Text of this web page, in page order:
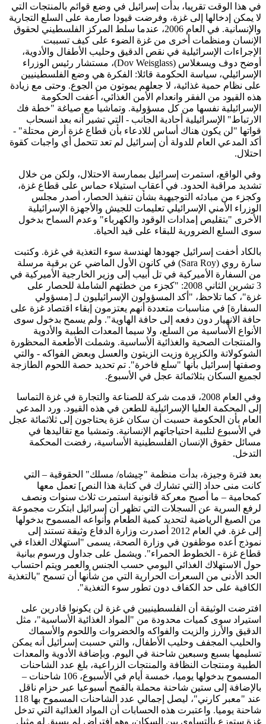
في هذا الوقت تقريبا، بدأت إسرائيل في وضع قوائم بالمنتجات التي
لا يمكن إدخالها إلى غزة، وفرضت قيودا صارمة على السلع التجارية
والإنسانية. في العام 2006، عندما سلط المركز الفلسطيني لحقوق
الإنسان ومنظمات أخرى من غزة الضوء على كيف تسببت
الإجراءات الإسرائيلية في نقص الدقيق وحليب الأطفال والأدوية،
أوضح دوف ويسغلاس (Dov Weisglass)، مستشار رئيس الوزراء
الإسرائيلي، سياسة الحكومة قائلا: الفكرة هي وضع الفلسطينيين
على نظام حمية غذائية، لا جعلهم يموتون من الجوع. وحتى مع زيادة
هذه القيود من الفقر وانعدام الأمن الغذائي، أعفت الحكومة
الإسرائيلية نفسها من كل مسؤولية. وتماشيا مع صياغة "خطة فك
الارتباط" الإسرائيلية أحادية الجانب - التي تشير أنه بعد انسحاب
قواتها "لن يكون هناك أساس للادعاء بأن قطاع غزة أرض محتلة" -
أكد المدعي العام للدولة أن إسرائيل لم تعد تتحمل أي واجبات كقوة
احتلال.
وفي الواقع، استمرت إسرائيل بممارسة الاحتلال، ولكن من خلال
تشديد مراقبة الحدود. في أعقاب استيلاء حماس على قطاع غزة،
وكجزء من مبادئه التوجيهية بشأن تنفيذ الحصار، أصدر مجلس
الوزراء الأمني الإسرائيلي تعليمات للجيش والأجهزة الإسرائيلية
الأخرى "بتقليص إمدادات الوقود والكهرباء" وعدم السماح بدخول
سوى السلع الضرورية للبقاء على قيد الحياة.
بالكاد أخفت إسرائيل جهودها لهندسة سوء التغذية في غزة. وكتبت
سارة روي (Sara Roy) في كانون الأول الماضي عن برقية مرسلة
من السفارة الأميركية في تل أبيب إلى وزير الخارجية الأميركية في
3 تشرين الثاني 2008: "كجزء من خطتهم الشاملة للحصار على
غزة"، كما تلاحظ، "أكد المسؤولون الإسرائيليون لـ [مسؤولي
السفارة] في مناسبات متعددة أنهم يعتزمون إبقاء اقتصاد غزة على
حافة الانهيار دون دفعه إلى حافة الهاوية". ولم يسمح بدخول سوى
الأنواع الأساسية من السلع، ولا سيما المعدات الطبية والأدوية
والمنتجات الصحية والغذائية الأساسية. وشملت الأطعمة المحظورة
الشوكولاتة والكزبرة وزيت الزيتون والعسل وبعض الفواكه - والتي
وصفتها إسرائيل بأنها "سلع فاخرة". تم تحديد حصة اللحوم الطازجة
لجميع السكان بثلاثمائة عجل في الأسبوع.
وفي العام 2008، قدمت شركة للصناعة والتجارة في غزة التماسا
إلى المحكمة العليا الإسرائيلية للطعن في هذه القيود. ورد المدعي
العام بأن الحكومة حسبت أن سكان غزة يحتاجون إلى ثلاثمائة عجل
في الأسبوع لتلبية احتياجاتهم الإنسانية. وتمشيا مع تقاليدها في
مسائل حقوق الإنسان الفلسطينية الأساسية، رفضت المحكمة
التدخل.
بعد فترة وجيزة، بدأت منظمة "چيشاه/ مسلك" الحقوقية – التي
كانت منى حداد [التي تشارك في كتابة هذا النص] تعمل معها
كمحامية – ما أصبح معركة قانونية استمرت ثلاث سنوات ونصف
لرفع السرية عن السجلات التي تظهر أن إسرائيل ابتكرت مجموعة
من الصيغ الرياضية لتحديد كمية الطعام وأنواعه المسموح بدخولها
إلى غزة. في العام 2012 أصدرت وزارة الدفاع وثيقة تستند إلى
نموذج أعده موظفون في وزارة الصحة، يسمى "استهلاك الغذاء في
قطاع غزة - الخطوط الحمراء". ويشمل على جداول ورسوم بيانية
حول الاستهلاك الغذائي اليومي حسب الجنس والعمر ويتم احتساب
الحد الأدنى من السعرات الحرارية التي من شأنها أن تسمح "بالتغذية
الكافية على حد الكفاف دون تطور سوء التغذية".
افترضت الوثيقة أن الفلسطينيين في غزة لن يكونوا قادرين على
استيراد سوى كميات محدودة من "المواد الغذائية الأساسية"، مثل
الدقيق والأرز والزيت والفواكه والخضروات واللحوم والأسماك
والحليب المجفف وحليب الأطفال، والتي حسبت إسرائيل أنه يمكن
تسليمها بسبع وسبعين شاحنة في اليوم. وبإضافة الأدوية والمعدات
الطبية ومنتجات النظافة والمنتجات الزراعية، بلغ عدد الشاحنات
المسموح بدخولها يوميا، خمسة أيام في الأسبوع، 106 شاحنات –
بالإضافة إلى ستين شاحنة محملة بالقمح أسبوعيا عبر حزام ناقل
عند "معبر كارني"، ليصل إجمالي عدد الشاحنات المسموح بها 118
شاحنة يوميا. واعتبرت هذه الحسابات أن المواد الغذائية التي تدخل
غزة ستوزع بالتساوي بين السكان، وهو افتراض لم يسبق له مثيل